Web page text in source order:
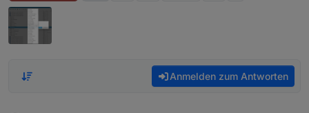
Anmelden zum Antworten